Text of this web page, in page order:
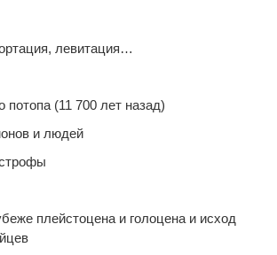
левитация…
(11 700 лет назад)
и людей
плейстоцена и голоцена и исход